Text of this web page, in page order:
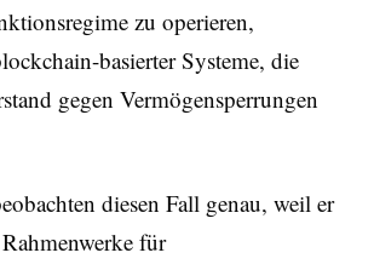
zu operieren,
basierter Systeme, die
gegen Vermögensperrungen
diesen Fall genau, weil er
für